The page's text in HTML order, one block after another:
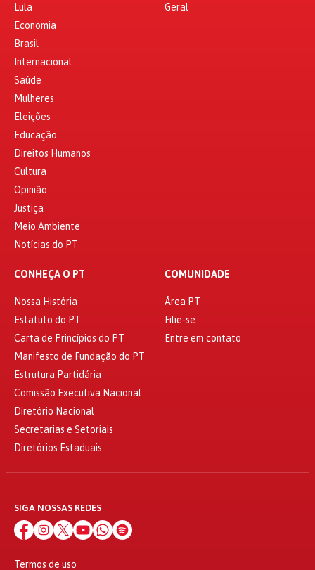
Lula
Economia
Brasil
Internacional
Saúde
Mulheres
Eleições
Educação
Direitos Humanos
Cultura
Opinião
Justiça
Meio Ambiente
Notícias do PT
Geral
CONHEÇA O PT
Nossa História
Estatuto do PT
Carta de Princípios do PT
Manifesto de Fundação do PT
Estrutura Partidária
Comissão Executiva Nacional
Diretório Nacional
Secretarias e Setoriais
Diretórios Estaduais
COMUNIDADE
Área PT
Filie-se
Entre em contato
SIGA NOSSAS REDES
Termos de uso